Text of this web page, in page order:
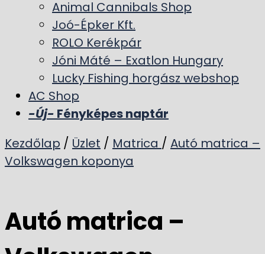
Animal Cannibals Shop
Joó-Épker Kft.
ROLO Kerékpár
Jóni Máté – Exatlon Hungary
Lucky Fishing horgász webshop
AC Shop
-Új- Fényképes naptár
Kezdőlap / Üzlet / Matrica / Autó matrica –
Volkswagen koponya
Autó matrica –